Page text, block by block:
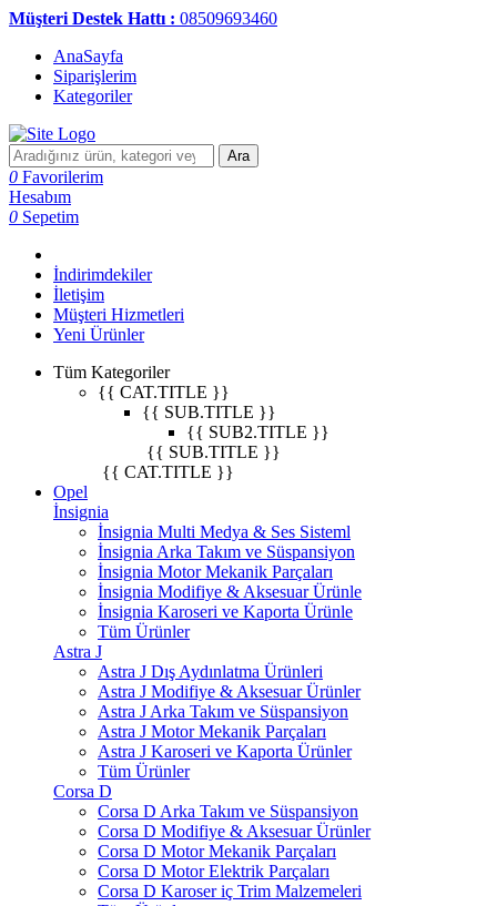
Müşteri Destek Hattı : 08509693460
AnaSayfa
Siparişlerim
Kategoriler
Ara
0 Favorilerim
Hesabım
0 Sepetim
İndirimdekiler
İletişim
Müşteri Hizmetleri
Yeni Ürünler
Tüm Kategoriler
{{ CAT.TITLE }}
{{ SUB.TITLE }}
{{ SUB2.TITLE }}
{{ SUB.TITLE }}
{{ CAT.TITLE }}
Opel
İnsignia
İnsignia Multi Medya & Ses Sisteml
İnsignia Arka Takım ve Süspansiyon
İnsignia Motor Mekanik Parçaları
İnsignia Modifiye & Aksesuar Ürünle
İnsignia Karoseri ve Kaporta Ürünle
Tüm Ürünler
Astra J
Astra J Dış Aydınlatma Ürünleri
Astra J Modifiye & Aksesuar Ürünler
Astra J Arka Takım ve Süspansiyon
Astra J Motor Mekanik Parçaları
Astra J Karoseri ve Kaporta Ürünler
Tüm Ürünler
Corsa D
Corsa D Arka Takım ve Süspansiyon
Corsa D Modifiye & Aksesuar Ürünler
Corsa D Motor Mekanik Parçaları
Corsa D Motor Elektrik Parçaları
Corsa D Karoser iç Trim Malzemeleri